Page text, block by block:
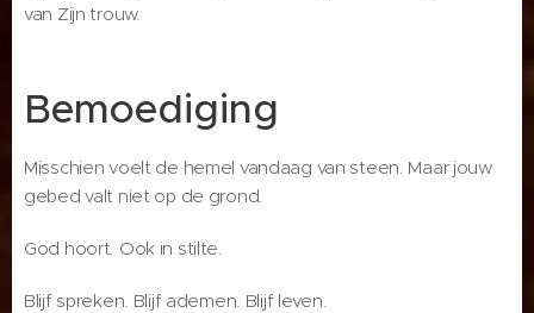
van Zijn trouw.
Bemoediging
Misschien voelt de hemel vandaag van steen. Maar jouw
gebed valt niet op de grond.
God hoort. Ook in stilte.
Blijf spreken. Blijf ademen. Blijf leven.